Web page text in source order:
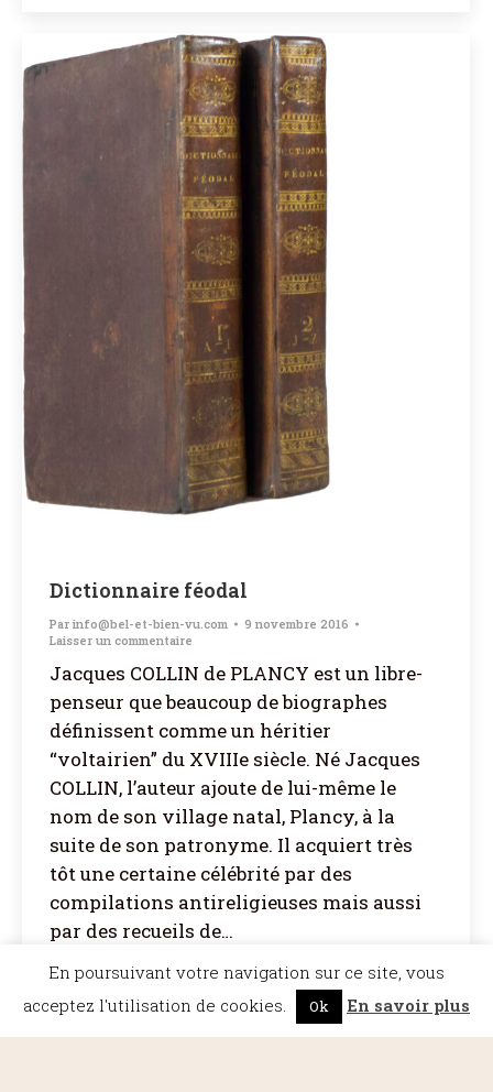
Dictionnaire féodal
Par info@bel-et-bien-vu.com
9 novembre 2016
Laisser un commentaire
Jacques COLLIN de PLANCY est un libre-
penseur que beaucoup de biographes
définissent comme un héritier
“voltairien” du XVIIIe siècle. Né Jacques
COLLIN, l’auteur ajoute de lui-même le
nom de son village natal, Plancy, à la
suite de son patronyme. Il acquiert très
tôt une certaine célébrité par des
compilations antireligieuses mais aussi
par des recueils de…
Mentions légales- Réalisation :
Vu
En poursuivant votre navigation sur ce site, vous
acceptez l'utilisation de cookies.
Ok En savoir plus